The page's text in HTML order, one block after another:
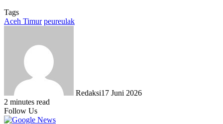
Tags
Aceh Timur peureulak
Redaksi17 Juni 2026
2 minutes read
Follow Us